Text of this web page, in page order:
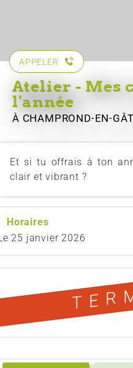
APPELER
Atelier - Mes
l'année
À CHAMPROND-EN-
Et si tu offrais à ton
clair et vibrant ?
Horaires
25 janvier 2026